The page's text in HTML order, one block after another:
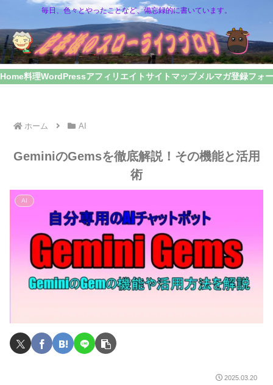
毎日、色々とやったことなど、備忘録的に書いています。
Home料理WordPressアフィリエイトサイトマップメルマガ登録フォ
ホーム AI
GeminiのGemsを徹底解説！その機能と活用
術
AI
2025.03.20